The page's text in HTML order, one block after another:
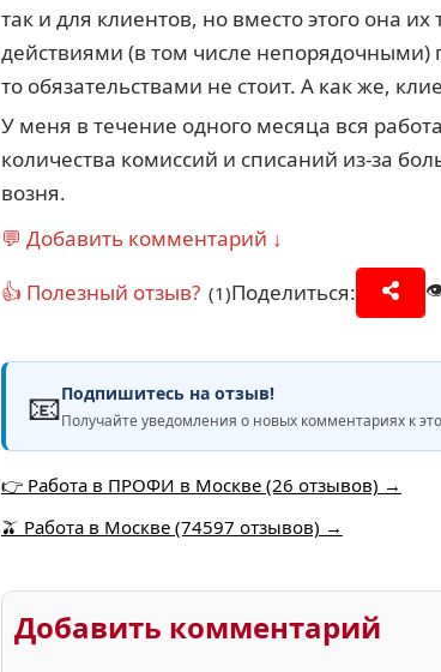
так и для клиентов, но вместо этого она
действиями (в том числе непорядочными)
то обязательствами не стоит. А как же,
У меня в течение одного месяца вся
количества комиссий и списаний из-за
возня.
💬 Добавить комментарий ↓
👍 Полезный отзыв? (1)Поделиться:
📧Подпишитесь на отзыв!
Получайте уведомления о новых комментариях к
👉 Работа в ПРОФИ в Москве (26 отзывов) →
🫒 Работа в Москве (74597 отзывов) →
Добавить комментарий